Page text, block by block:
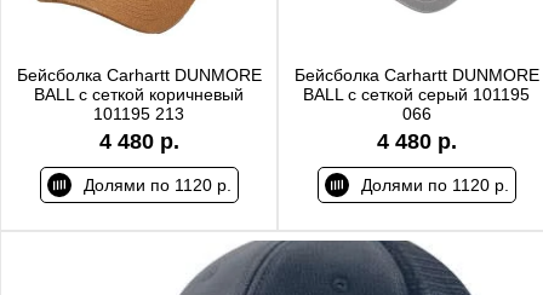
Бейсболка Carhartt DUNMORE
BALL с сеткой коричневый
101195 213
4 480 р.
Долями по 1120 р.
Бейсболка Carhartt DUNMORE
BALL с сеткой серый 101195
066
4 480 р.
Долями по 1120 р.